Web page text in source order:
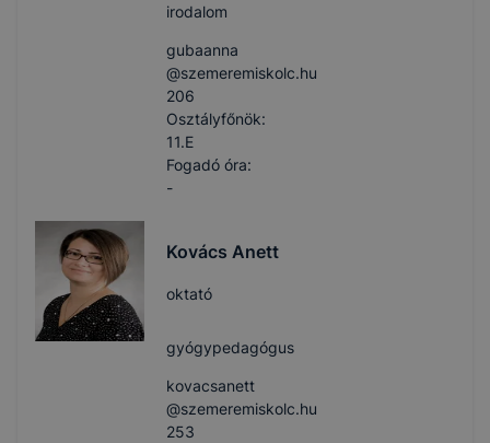
irodalom
gubaanna​
@szemeremiskolc.hu
206
Osztályfőnök:
11.E
Fogadó óra:
-
Kovács Anett
oktató
gyógypedagógus
kovacsanett​
@szemeremiskolc.hu
253